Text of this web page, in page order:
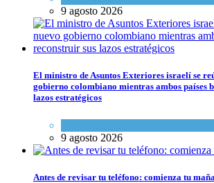
9 agosto 2026
El ministro de Asuntos Exteriores israelí se
gobierno colombiano mientras ambos países
lazos estratégicos
9 agosto 2026
Antes de revisar tu teléfono: comienza tu